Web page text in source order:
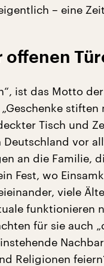
– eine
offenen
ist das Motto
stiften
Tisch und
Deutschland vor
an die Familie,
Fest, wo
viele
funktionieren
für sie auch
Religionen